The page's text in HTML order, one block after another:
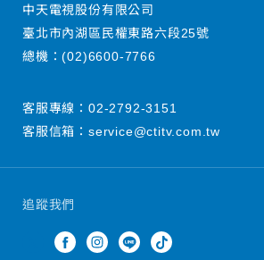
追蹤我們
中天電視股份有限公司
臺北市內湖區民權東路六段25號
總機：(02)6600-7766
客服專線： 02-2792-3151
客服信箱： service@ctitv.com.tw